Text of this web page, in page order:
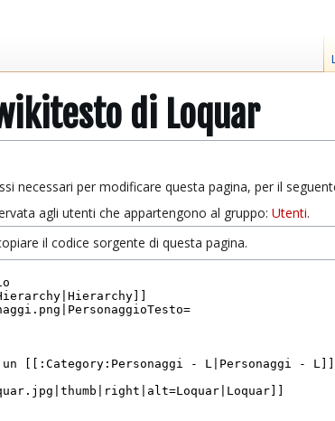
di Loquar
necessari per modificare questa pagina, per il
agli utenti che appartengono al gruppo: Utenti.
il codice sorgente di questa pagina.